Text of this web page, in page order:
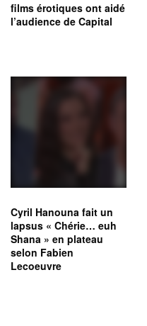
films érotiques ont aidé
l’audience de Capital
Cyril Hanouna fait un
lapsus « Chérie… euh
Shana » en plateau
selon Fabien
Lecoeuvre